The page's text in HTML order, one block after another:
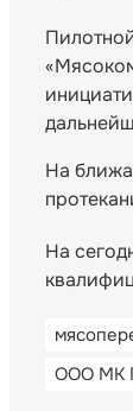
На
На
ООО МК